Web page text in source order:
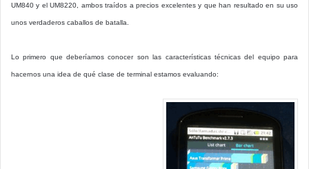
UM840 y el UM8220, ambos traídos a precios excelentes y que han resultado en su uso
unos verdaderos caballos de batalla.
Lo primero que deberíamos conocer son las características técnicas del equipo para
hacernos una idea de qué clase de terminal estamos evaluando: